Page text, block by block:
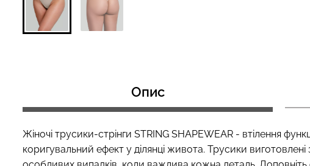
Опис
Жіночі трусики-стрінги STRING SHAPEWEAR - втілення
коригувальний ефект у ділянці живота. Трусики виготовлені
299 грн.499 грн.
299 грн.499 грн.